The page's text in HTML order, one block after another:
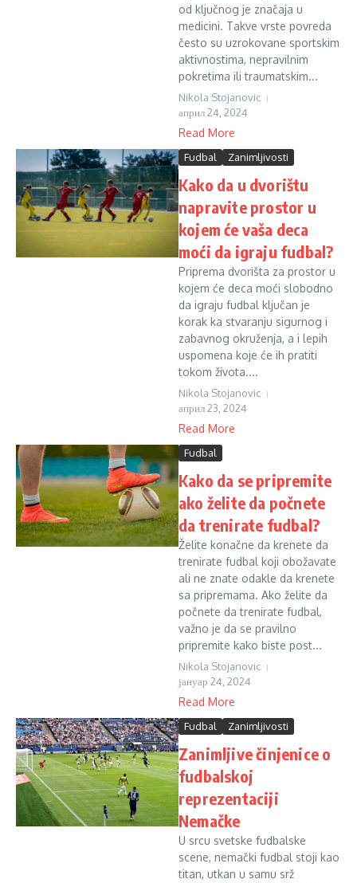
od ključnog je značaja u
medicini. Takve vrste povreda
često su uzrokovane sportskim
aktivnostima, nepravilnim
pokretima ili traumatskim...
Nikola Stojanovic
април 24, 2024
Read More
Fudbal Zanimljivosti
Kako da u dvorištu
napravite prostor u
kojem će vaša deca
moći da igraju fudbal?
Priprema dvorišta za prostor u
kojem će deca moći slobodno
da igraju fudbal ključan je
korak ka stvaranju sigurnog i
zabavnog okruženja, a i lepih
uspomena koje će ih pratiti
tokom života....
Nikola Stojanovic
април 23, 2024
Read More
Fudbal
Kako da se pripremite
ako želite da počnete
da trenirate fudbal?
Želite konačne da krenete da
trenirate fudbal koji obožavate
ali ne znate odakle da krenete
sa pripremama. Ako želite da
počnete da trenirate fudbal,
važno je da se pravilno
pripremite kako biste post...
Nikola Stojanovic
јануар 24, 2024
Read More
Fudbal Zanimljivosti
Zanimljive činjenice o
fudbalskoj
reprezentaciji
Nemačke
U srcu svetske fudbalske
scene, nemački fudbal stoji kao
titan, utkan u samu srž